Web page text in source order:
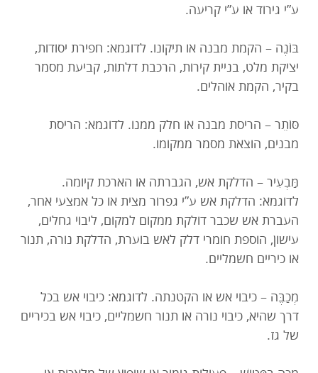
ע”י גירוד או ע”י קריעה.
בּוֹנֶה – הקמת מבנה או תיקונו. לדוגמא: חפירת יסודות,
יציקת מלט, בניית קירות, הרכבת דלתות, קביעת מסמר
בקיר, הקמת אוהלים.
סּוֹתֵר – הריסת מבנה או חלק ממנו. לדוגמא: הריסת
מבנים, הוצאת מסמר ממקומו.
מַּבְעִיר – הדלקת אש, הגברתה או הארכת קיומה.
לדוגמא: הדלקת אש ע”י גפרור מצית או כל אמצעי אחר,
העברת אש שכבר דולקת ממקום למקום, ליבוי גחלים,
עישון, הוספת חומרי דלק לאש בוערת, הדלקת נורה, תנור
או כיריים חשמליים.
מְכַבֶּה – כיבוי אש או הקטנתה. לדוגמא: כיבוי אש בכל
דרך שהיא, כיבוי נורה או תנור חשמליים, כיבוי אש בכיריים
של גז.